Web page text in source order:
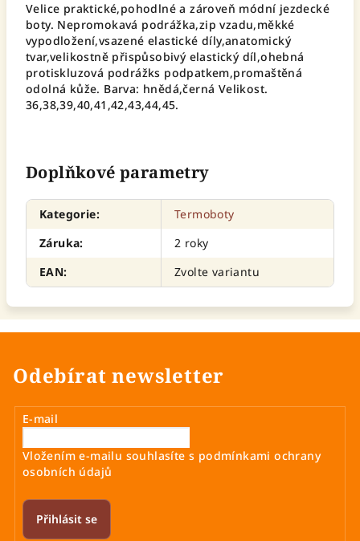
Velice praktické,pohodlné a zároveň módní jezdecké
boty. Nepromokavá podrážka,zip vzadu,měkké
vypodložení,vsazené elastické díly,anatomický
tvar,velikostně přispůsobivý elastický díl,ohebná
protiskluzová podrážks podpatkem,promaštěná
odolná kůže. Barva: hnědá,černá Velikost.
36,38,39,40,41,42,43,44,45.
Doplňkové parametry
Kategorie:
Termoboty
Záruka:
2 roky
EAN: Zvolte variantu
Odebírat newsletter
E-mail
Vložením e-mailu souhlasíte s podmínkami ochrany
osobních údajů
Přihlásit se